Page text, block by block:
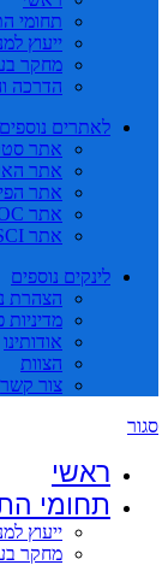
תחומי
ייעוץ
מחקר
הדרכה
לאתרים
אתר
אתר
אתר
אתר OWOC
אתר ISCI
לינקים נוספים
הצהרת
מדיניות
אודותינו
הצוות
צור קשר
סגור
ראשי
תחומי
ייעוץ
מחקר